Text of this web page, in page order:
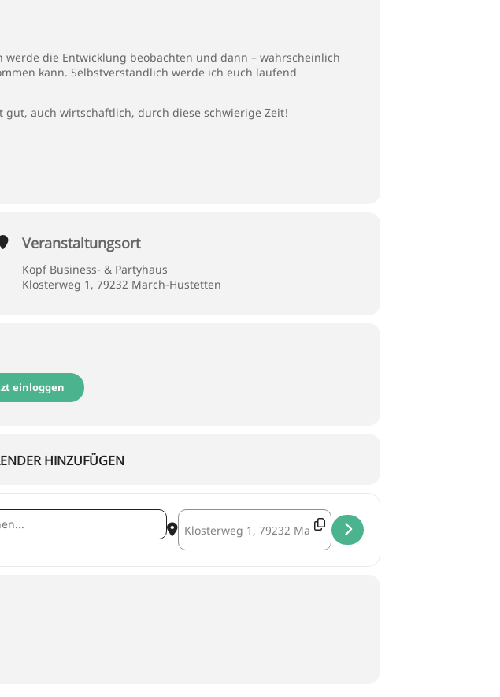
die Entwicklung beobachten und dann – wahrscheinlich
kann. Selbstverständlich werde ich euch laufend
auch wirtschaftlich, durch diese schwierige Zeit!
Veranstaltungsort
Kopf Business- & Partyhaus
Klosterweg 1, 79232 March-Hustetten
einloggen
HINZUFÜGEN
Destination Address - !!! A B G E S A G T !!! []